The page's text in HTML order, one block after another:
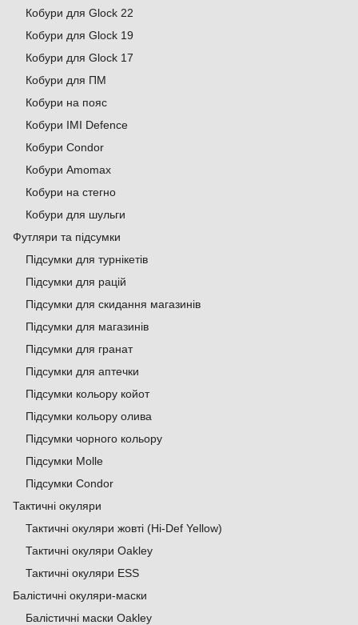
Кобури для Glock 22
Кобури для Glock 19
Кобури для Glock 17
Кобури для ПМ
Кобури на пояс
Кобури IMI Defence
Кобури Condor
Кобури Аmomax
Кобури на стегно
Кобури для шульги
Футляри та підсумки
Підсумки для турнікетів
Підсумки для рацій
Підсумки для скидання магазинів
Підсумки для магазинів
Підсумки для гранат
Підсумки для аптечки
Підсумки кольору койот
Підсумки кольору олива
Підсумки чорного кольору
Підсумки Molle
Підсумки Condor
Тактичні окуляри
Тактичні окуляри жовті (Hi-Def Yellow)
Тактичні окуляри Oakley
Тактичні окуляри ESS
Балістичні окуляри-маски
Балістичні маски Oakley